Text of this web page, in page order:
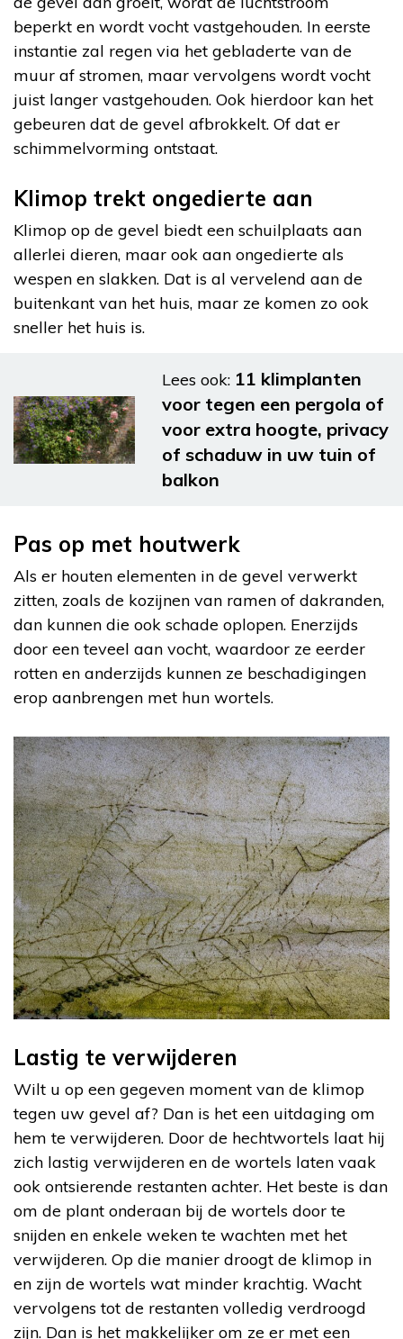
beperkt en wordt vocht vastgehouden. In eerste
instantie zal regen via het gebladerte van de
muur af stromen, maar vervolgens wordt vocht
juist langer vastgehouden. Ook hierdoor kan het
gebeuren dat de gevel afbrokkelt. Of dat er
schimmelvorming ontstaat.
Klimop trekt ongedierte aan
Klimop op de gevel biedt een schuilplaats aan
allerlei dieren, maar ook aan ongedierte als
wespen en slakken. Dat is al vervelend aan de
buitenkant van het huis, maar ze komen zo ook
sneller het huis is.
Lees ook: 11 klimplanten
voor tegen een pergola of
voor extra hoogte, privacy
of schaduw in uw tuin of
balkon
Pas op met houtwerk
Als er houten elementen in de gevel verwerkt
zitten, zoals de kozijnen van ramen of dakranden,
dan kunnen die ook schade oplopen. Enerzijds
door een teveel aan vocht, waardoor ze eerder
rotten en anderzijds kunnen ze beschadigingen
erop aanbrengen met hun wortels.
Lastig te verwijderen
Wilt u op een gegeven moment van de klimop
tegen uw gevel af? Dan is het een uitdaging om
hem te verwijderen. Door de hechtwortels laat hij
zich lastig verwijderen en de wortels laten vaak
ook ontsierende restanten achter. Het beste is dan
om de plant onderaan bij de wortels door te
snijden en enkele weken te wachten met het
verwijderen. Op die manier droogt de klimop in
en zijn de wortels wat minder krachtig. Wacht
vervolgens tot de restanten volledig verdroogd
zijn. Dan is het makkelijker om ze er met een